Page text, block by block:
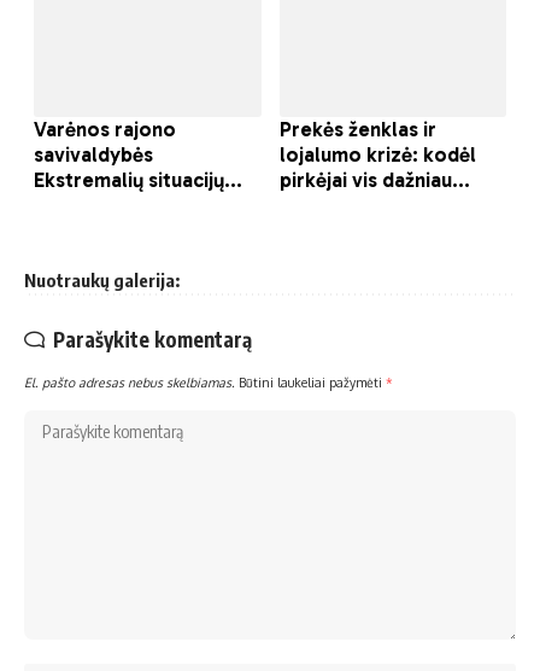
Nuotraukų galerija:
Parašykite komentarą
El. pašto adresas nebus skelbiamas. Būtini laukeliai pažymėti *